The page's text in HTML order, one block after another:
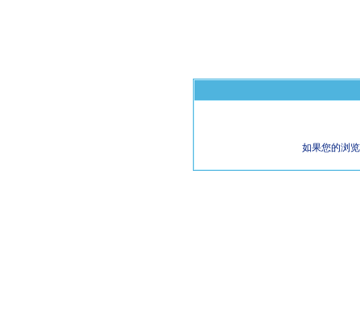
如果您的浏